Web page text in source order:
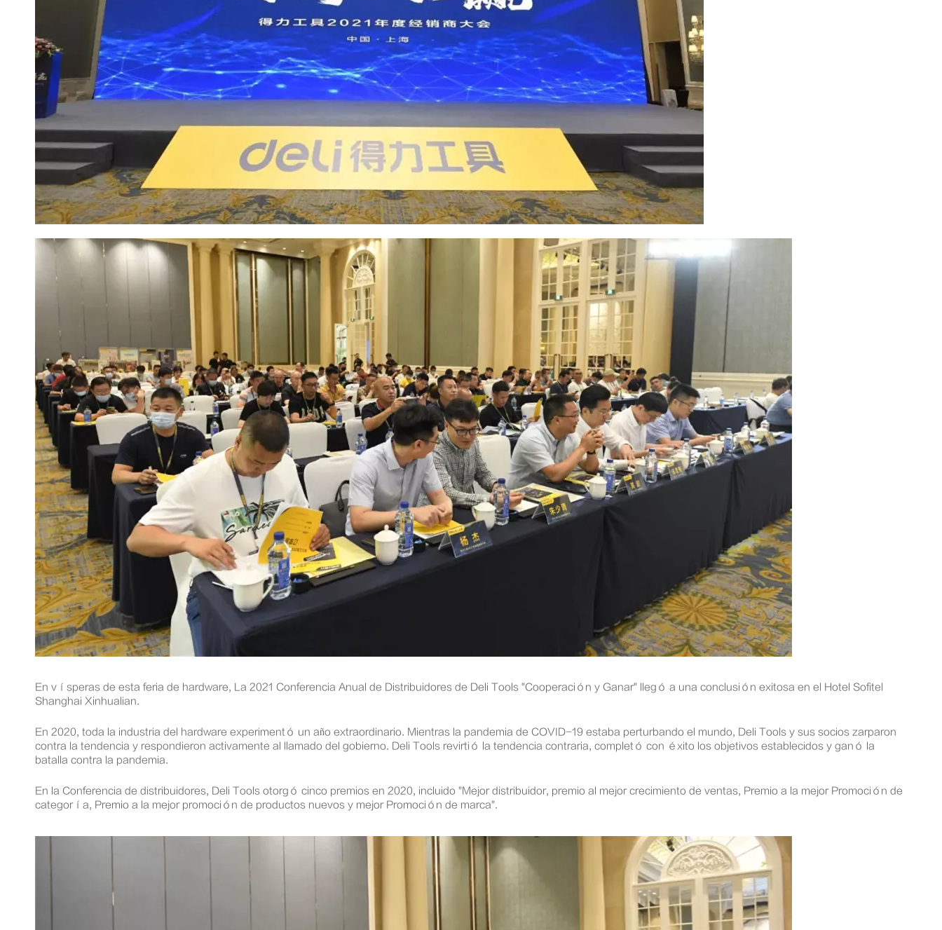
En vísperas de esta feria de hardware, La 2021 Conferencia Anual de Distribuidores de Deli Tools "Cooperación y Ganar" llegó a una conclusión exitosa en el Hotel Sofitel
Shanghai Xinhualian.
En 2020, toda la industria del hardware experimentó un año extraordinario. Mientras la pandemia de COVID-19 estaba perturbando el mundo, Deli Tools y sus socios zarparon
contra la tendencia y respondieron activamente al llamado del gobierno. Deli Tools revirtió la tendencia contraria, completó con éxito los objetivos establecidos y ganó la
batalla contra la pandemia.
En la Conferencia de distribuidores, Deli Tools otorgó cinco premios en 2020, incluido "Mejor distribuidor, premio al mejor crecimiento de ventas, Premio a la mejor Promoción de
categoría, Premio a la mejor promoción de productos nuevos y mejor Promoción de marca".